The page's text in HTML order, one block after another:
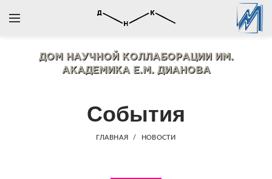
ДОМ НАУЧНОЙ КОЛЛАБОРАЦИИ
ИМ.
АКАДЕМИКА Е.М. ДИАНОВА
События
ГЛАВНАЯ НОВОСТИ